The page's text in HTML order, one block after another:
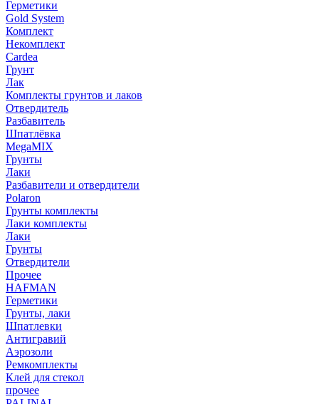
Герметики
Gold System
Комплект
Некомплект
Cardea
Грунт
Лак
Комплекты грунтов и лаков
Отвердитель
Разбавитель
Шпатлёвка
MegaMIX
Грунты
Лаки
Разбавители и отвердители
Polaron
Грунты комплекты
Лаки комплекты
Лаки
Грунты
Отвердители
Прочее
HAFMAN
Герметики
Грунты, лаки
Шпатлевки
Антигравий
Аэрозоли
Ремкомплекты
Клей для стекол
прочее